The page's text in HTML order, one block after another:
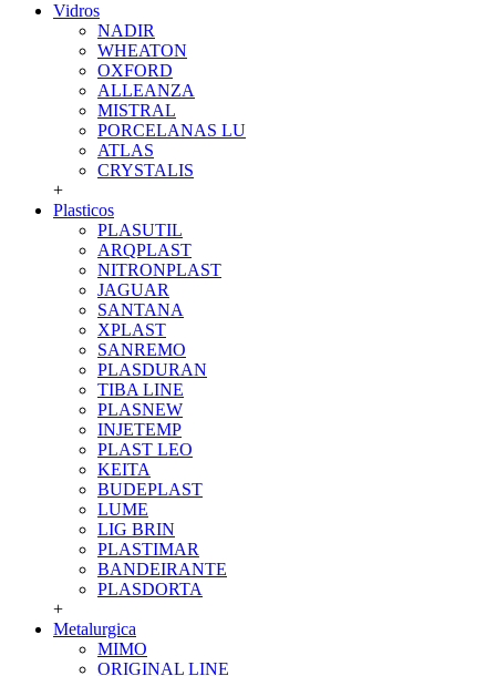
Vidros
NADIR
WHEATON
OXFORD
ALLEANZA
MISTRAL
PORCELANAS LU
ATLAS
CRYSTALIS
+
Plasticos
PLASUTIL
ARQPLAST
NITRONPLAST
JAGUAR
SANTANA
XPLAST
SANREMO
PLASDURAN
TIBA LINE
PLASNEW
INJETEMP
PLAST LEO
KEITA
BUDEPLAST
LUME
LIG BRIN
PLASTIMAR
BANDEIRANTE
PLASDORTA
+
Metalurgica
MIMO
ORIGINAL LINE